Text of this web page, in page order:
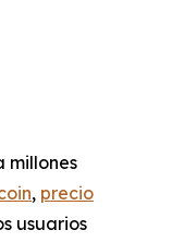
millones
, precio
usuarios